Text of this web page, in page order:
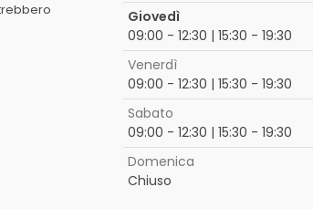
Giovedì
09:00 - 12:30 | 15:30 - 19:30
Venerdì
09:00 - 12:30 | 15:30 - 19:30
Sabato
09:00 - 12:30 | 15:30 - 19:30
Domenica
Chiuso